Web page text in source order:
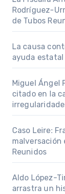
Rodríguez-
de Tubos
La causa
ayuda
Miguel Ángel
citado en la
Caso Leire:
malversación
Reunidos
Aldo López-
arrastra un